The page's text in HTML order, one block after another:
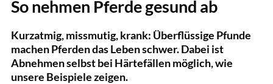
So nehmen Pferde gesund ab
Kurzatmig, missmutig, krank: Überflüssige Pfunde
machen Pferden das Leben schwer. Dabei ist
Abnehmen selbst bei Härtefällen möglich, wie
unsere Beispiele zeigen.